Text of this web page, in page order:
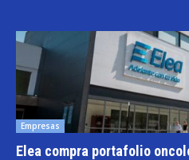
Empresas
Elea compra portafolio